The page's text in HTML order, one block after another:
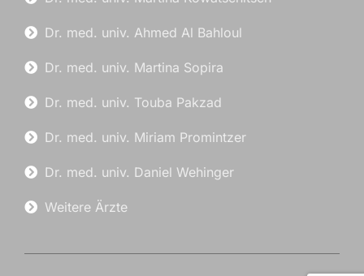
Dr. med. univ. Ahmed Al Bahloul
Dr. med. univ. Martina Sopira
Dr. med. univ. Touba Pakzad
Dr. med. univ. Miriam Promintzer
Dr. med. univ. Daniel Wehinger
Weitere Ärzte